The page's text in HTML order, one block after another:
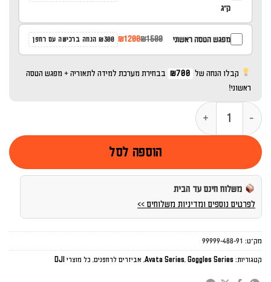
ק''ג
מפגש הטסה ראשוני ₪1500
₪1200 ₪300 הנחה ברכישה עם רחפן
קבלו הנחה של ₪700 בבחירת מערכת למידה לתאוריה + מפגש הטסה
ראשוני!
כמות של DJI Goggles Integra & DJI RC Motion 2
הוספה לסל
משלוח חינם עד הבית
לפרטים נוספים ומדיניות משלוחים >>
מק"ט: 99999-488-91
קטגוריות: Avata Series, Goggles Series
, אביזרים לרחפנים, כל מוצרי DJI